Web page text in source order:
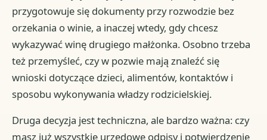
przygotowuje się dokumenty przy rozwodzie bez
orzekania o winie, a inaczej wtedy, gdy chcesz
wykazywać winę drugiego małżonka. Osobno trzeba
też przemyśleć, czy w pozwie mają znaleźć się
wnioski dotyczące dzieci, alimentów, kontaktów i
sposobu wykonywania władzy rodzicielskiej.
Druga decyzja jest techniczna, ale bardzo ważna: czy
masz już wszystkie urzędowe odpisy i potwierdzenie